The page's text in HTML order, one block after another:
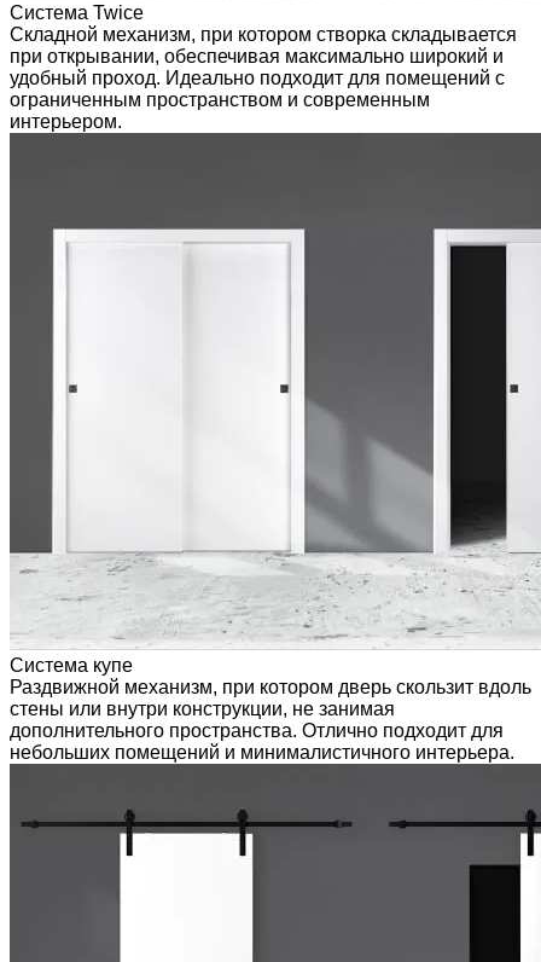
Система Twice
Складной механизм, при котором створка складывается
при открывании, обеспечивая максимально широкий и
удобный проход. Идеально подходит для помещений с
ограниченным пространством и современным
интерьером.
Система купе
Раздвижной механизм, при котором дверь скользит вдоль
стены или внутри конструкции, не занимая
дополнительного пространства. Отлично подходит для
небольших помещений и минималистичного интерьера.